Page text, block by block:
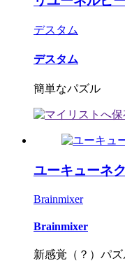
デスタム
デスタム
簡単なパズル
ユーキューネ
Brainmixer
Brainmixer
新感覚（？）パ